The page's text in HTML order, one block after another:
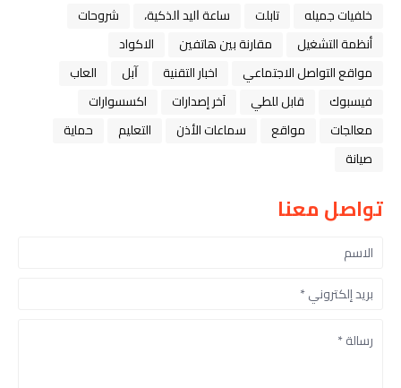
خلفيات جميله
تابلت ﺳﺎﻋﺔ ﺍﻟﻴﺪ ﺍﻟﺬﻛﻴﺔ،
شروحات
أنظمة التشغيل
مقارنة بين هاتفين
الاكواد
مواقع التواصل الاجتماعي
اخبار التقنية ﺁﺑﻞ
العاب
فيسبوك
قابل للطي آخر إصدارات
اكسسوارات
معالجات
مواقع سماعات الأذن التعليم
حماية
صيانة
تواصل معنا